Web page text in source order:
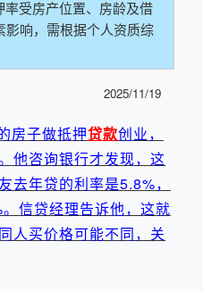
受房产位置、房龄及借
响，需根据个人资质综
2025/11/19
房子做抵押贷款创业，
他咨询银行才发现，这
年贷的利率是5.8%，
信贷经理告诉他，这就
人买价格可能不同，关